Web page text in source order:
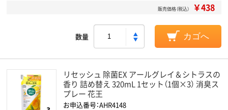
販売価格（税込） ￥438
数量 カゴへ
リセッシュ 除菌EX アールグレイ＆シトラスの
香り 詰め替え 320mL 1セット（1個×3） 消臭ス
プレー 花王
お申込番号：AHR4148